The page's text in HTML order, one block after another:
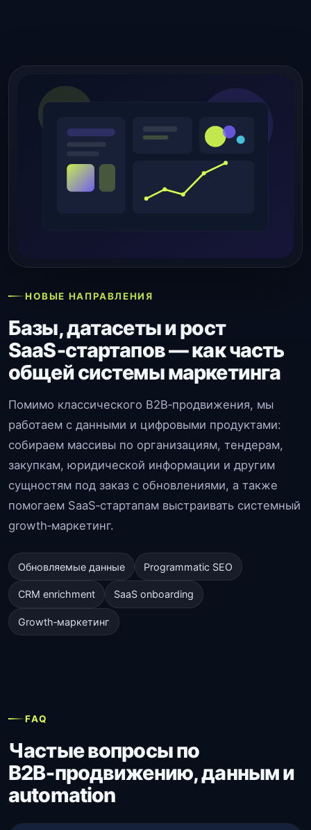
НОВЫЕ НАПРАВЛЕНИЯ
Базы, датасеты и рост
SaaS‑стартапов — как часть
общей системы маркетинга
Помимо классического B2B‑продвижения, мы
работаем с данными и цифровыми продуктами:
собираем массивы по организациям, тендерам,
закупкам, юридической информации и другим
сущностям под заказ с обновлениями, а также
помогаем SaaS‑стартапам выстраивать системный
growth‑маркетинг.
Обновляемые данные Programmatic SEO
CRM enrichment SaaS onboarding
Growth‑маркетинг
FAQ
Частые вопросы по
B2B‑продвижению, данным и
automation